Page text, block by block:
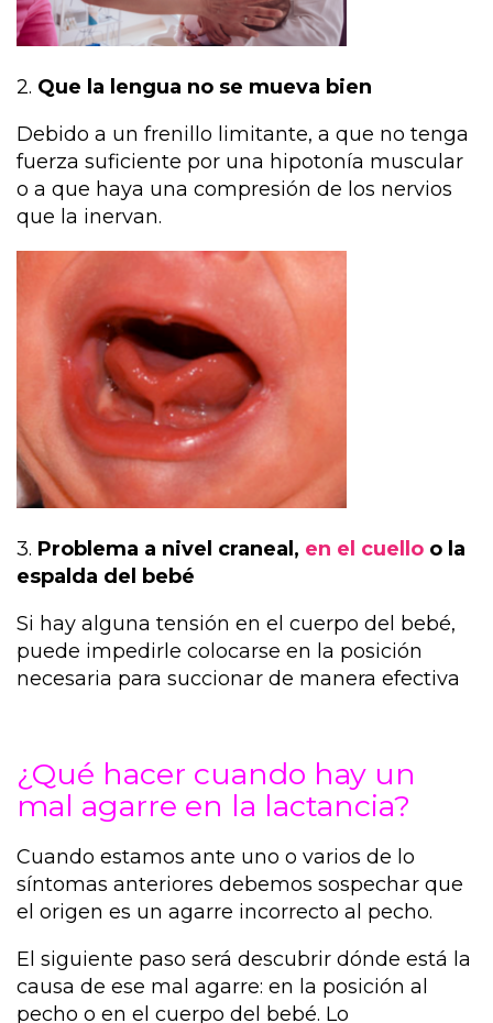
2. Que la lengua no se mueva bien
Debido a un frenillo limitante, a que no tenga
fuerza suficiente por una hipotonía muscular
o a que haya una compresión de los nervios
que la inervan.
3. Problema a nivel craneal, en el cuello o la
espalda del bebé
Si hay alguna tensión en el cuerpo del bebé,
puede impedirle colocarse en la posición
necesaria para succionar de manera efectiva
¿Qué hacer cuando hay un
mal agarre en la lactancia?
Cuando estamos ante uno o varios de lo
síntomas anteriores debemos sospechar que
el origen es un agarre incorrecto al pecho.
El siguiente paso será descubrir dónde está la
causa de ese mal agarre: en la posición al
pecho o en el cuerpo del bebé. Lo